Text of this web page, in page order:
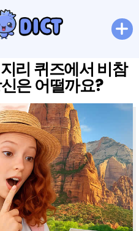
리 퀴즈에서 비참
은 어떨까요?